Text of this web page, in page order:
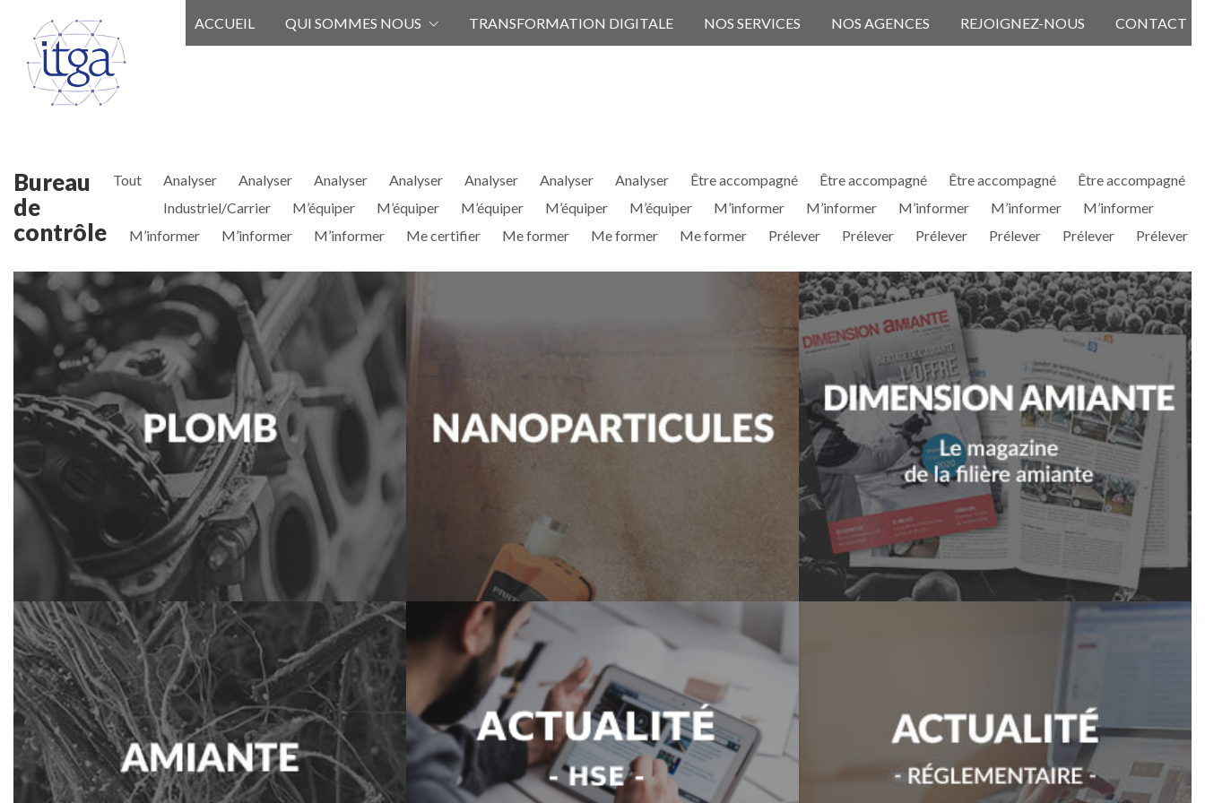
ACCUEIL QUI SOMMES NOUS TRANSFORMATION DIGITALE NOS SERVICES NOS AGENCES REJOIGNEZ-NOUS CONTACT
Bureau
de
contrôle
Tout Analyser Analyser Analyser Analyser Analyser Analyser Analyser Être accompagné Être accompagné Être accompagné
Être accompagné
Industriel/Carrier
M’équiper M’équiper M’équiper M’équiper M’équiper M’informer M’informer M’informer M’informer
M’informer
M’informer
M’informer M’informer Me certifier Me former Me former Me former Prélever Prélever Prélever Prélever Prélever Prélever